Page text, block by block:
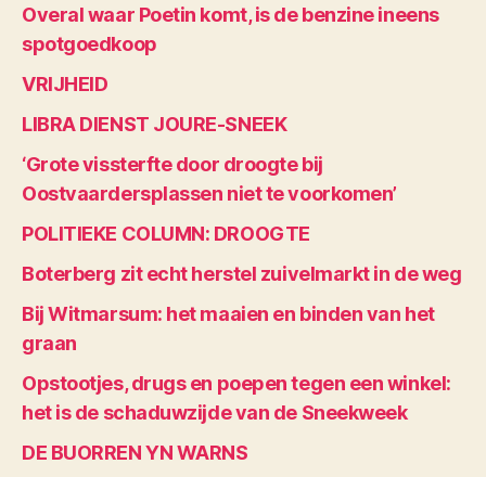
Overal waar Poetin komt, is de benzine ineens
spotgoedkoop
VRIJHEID
LIBRA DIENST JOURE-SNEEK
‘Grote vissterfte door droogte bij
Oostvaardersplassen niet te voorkomen’
POLITIEKE COLUMN: DROOGTE
Boterberg zit echt herstel zuivelmarkt in de weg
Bij Witmarsum: het maaien en binden van het
graan
Opstootjes, drugs en poepen tegen een winkel:
het is de schaduwzijde van de Sneekweek
DE BUORREN YN WARNS